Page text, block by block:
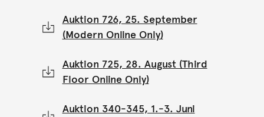
Auktion 726, 25. September
(Modern Online Only)
Auktion 725, 28. August (Third
Floor Online Only)
Auktion 340-345, 1.-3. Juni